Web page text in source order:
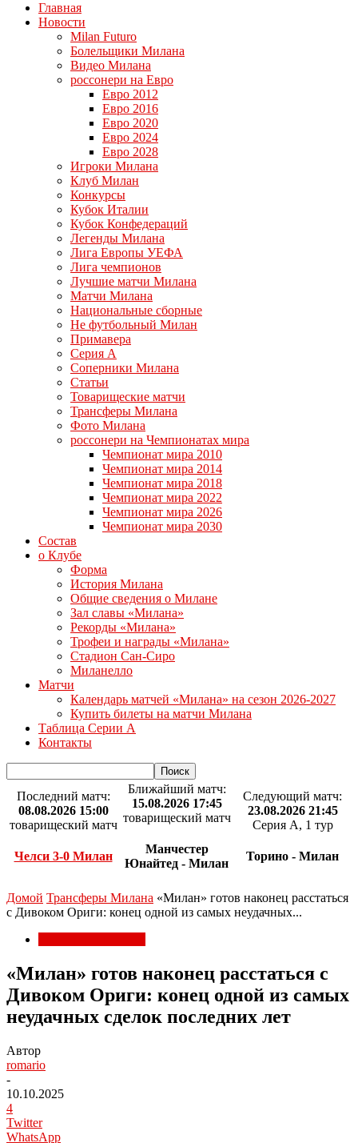
Главная
Новости
Milan Futuro
Болельщики Милана
Видео Милана
россонери на Евро
Евро 2012
Евро 2016
Евро 2020
Евро 2024
Евро 2028
Игроки Милана
Клуб Милан
Конкурсы
Кубок Италии
Кубок Конфедераций
Легенды Милана
Лига Европы УЕФА
Лига чемпионов
Лучшие матчи Милана
Матчи Милана
Национальные сборные
Не футбольный Милан
Примавера
Серия А
Соперники Милана
Статьи
Товарищеские матчи
Трансферы Милана
Фото Милана
россонери на Чемпионатах мира
Чемпионат мира 2010
Чемпионат мира 2014
Чемпионат мира 2018
Чемпионат мира 2022
Чемпионат мира 2026
Чемпионат мира 2030
Состав
о Клубе
Форма
История Милана
Общие сведения о Милане
Зал славы «Милана»
Рекорды «Милана»
Трофеи и награды «Милана»
Стадион Сан-Сиро
Миланелло
Матчи
Календарь матчей «Милана» на сезон 2026-2027
Купить билеты на матчи Милана
Таблица Серии А
Контакты
Последний матч:
08.08.2026 15:00
товарищеский матч
Челси 3-0 Милан
Ближайший матч:
15.08.2026 17:45
товарищеский матч
Манчестер
Юнайтед - Милан
Следующий матч:
23.08.2026 21:45
Серия А, 1 тур
Торино - Милан
Домой Трансферы Милана «Милан» готов наконец расстаться
с Дивоком Ориги: конец одной из самых неудачных...
«Милан» готов наконец расстаться с
Дивоком Ориги: конец одной из самых
неудачных сделок последних лет
Автор
romario
-
10.10.2025
4
Twitter
WhatsApp